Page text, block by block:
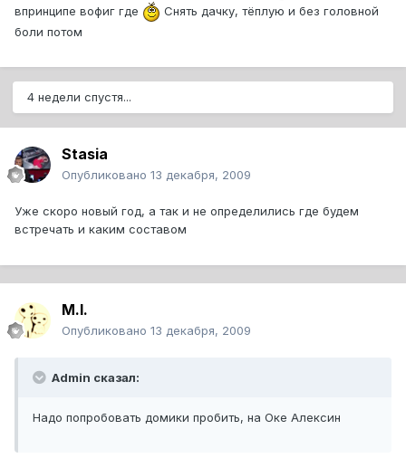
впринципе вофиг где
Снять дачку, тёплую и без головной
боли потом
4 недели спустя...
Stasia
Опубликовано 13 декабря, 2009
Уже скоро новый год, а так и не определились где будем
встречать и каким составом
M.I.
Опубликовано 13 декабря, 2009
Admin сказал:
Надо попробовать домики пробить, на Оке Алексин